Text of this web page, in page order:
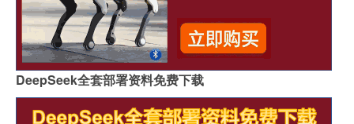
DeepSeek全套部署资料免费下载